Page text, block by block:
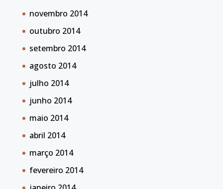
novembro 2014
outubro 2014
setembro 2014
agosto 2014
julho 2014
junho 2014
maio 2014
abril 2014
março 2014
fevereiro 2014